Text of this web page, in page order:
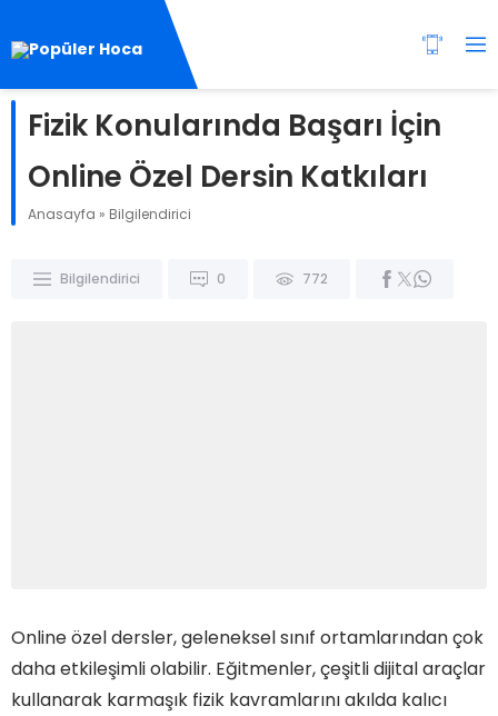
Fizik Konularında Başarı İçin
Online Özel Dersin Katkıları
Anasayfa » Bilgilendirici
Bilgilendirici 0 772
Online özel dersler, geleneksel sınıf ortamlarından çok
daha etkileşimli olabilir. Eğitmenler, çeşitli dijital araçlar
kullanarak karmaşık fizik kavramlarını akılda kalıcı